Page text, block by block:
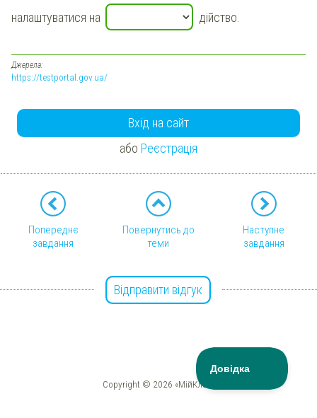
налаштуватися на дійство.
Джерела:
https://testportal.gov.ua/
Вхід на сайт
або Реєстрація
Попереднє
завдання
Повернутись до
теми
Наступне
завдання
Відправити відгук
Copyright © 2026 «МійКлас»